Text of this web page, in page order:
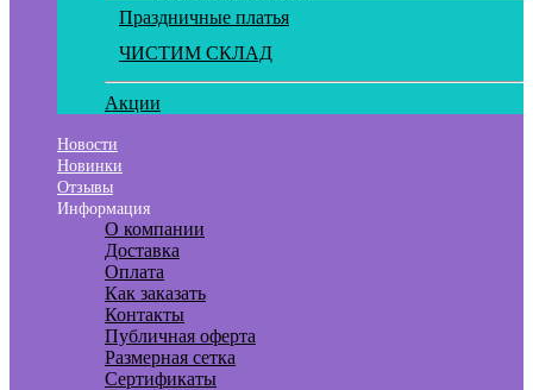
Праздничные платья
ЧИСТИМ СКЛАД
Акции
Новости
Новинки
Отзывы
Информация
О компании
Доставка
Оплата
Как заказать
Контакты
Публичная оферта
Размерная сетка
Сертификаты